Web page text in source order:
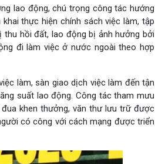
lao động, chú trọng công tác hướng
thực hiện chính sách việc làm, tập
hồi đất, lao động bị ảnh hưởng bởi
đi làm việc ở nước ngoài theo hợp
làm, sàn giao dịch việc làm đến tận
suất lao động. Công tác tham mưu
khen thưởng, văn thư lưu trữ được
có công với cách mạng được triển